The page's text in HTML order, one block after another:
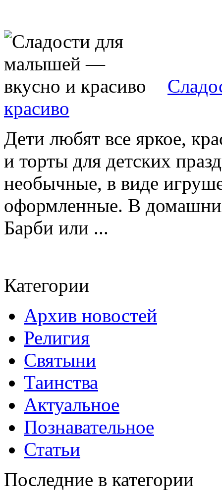
красиво
Дети любят все яркое,
и торты для детских
необычные, в виде
оформленные. В
Барби или ...
Категории
Архив новостей
Религия
Святыни
Таинства
Актуальное
Познавательное
Статьи
Последние в категории